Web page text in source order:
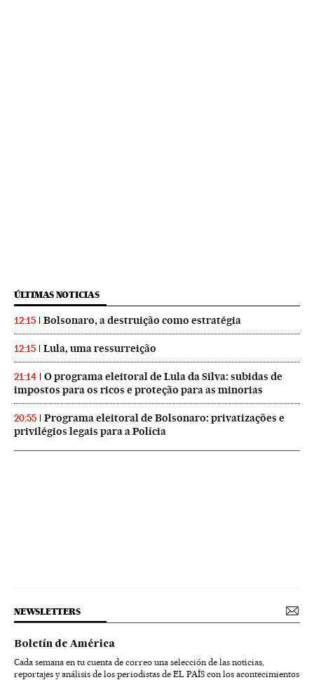
ÚLTIMAS NOTICIAS
12:15 Bolsonaro, a destruição como estratégia
12:15 Lula, uma ressurreição
21:14
O programa eleitoral de Lula da Silva: subidas de
impostos para os ricos e proteção para as minorias
20:55
Programa eleitoral de Bolsonaro: privatizações e
privilégios legais para a Polícia
NEWSLETTERS
Boletín de América
Cada semana en tu cuenta de correo una selección de las noticias,
reportajes y análisis de los periodistas de EL PAÍS con los acontecimientos